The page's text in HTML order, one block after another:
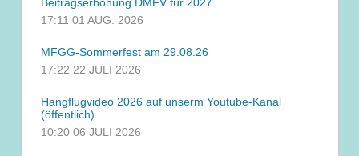
17:11 01 AUG. 2026
MFGG-Sommerfest am 29.08.26
17:22 22 JULI 2026
Hangflugvideo 2026 auf unserm Youtube-Kanal
(öffentlich)
10:20 06 JULI 2026